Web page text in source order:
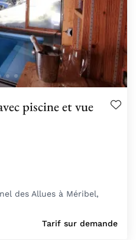
piscine et vue
des Allues à Méribel,
Tarif sur demande